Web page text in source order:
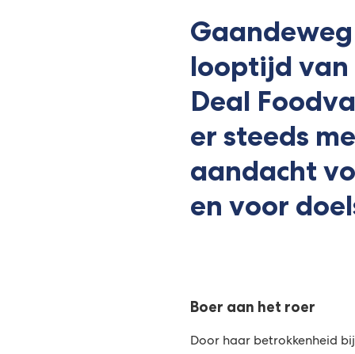
looptijd van
Deal
er steeds
aandacht
en voor
Boer aan het roer
Door haar betrokkenheid